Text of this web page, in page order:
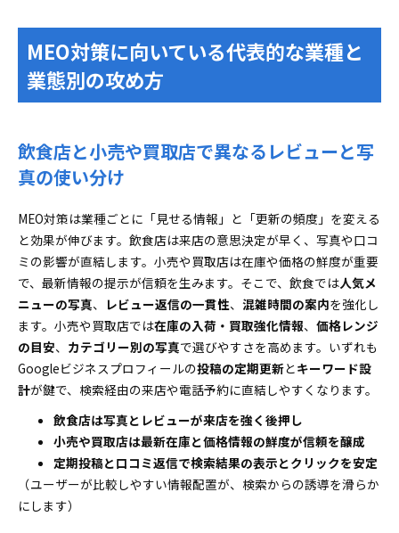
MEO対策に向いている代表的な業種と
業態別の攻め方
飲食店と小売や買取店で異なるレビューと写
真の使い分け
MEO対策は業種ごとに「見せる情報」と「更新の頻度」を変える
と効果が伸びます。飲食店は来店の意思決定が早く、写真や口コ
ミの影響が直結します。小売や買取店は在庫や価格の鮮度が重要
で、最新情報の提示が信頼を生みます。そこで、飲食では人気メ
ニューの写真、 レビュー返信の一貫性、 混雑時間の案内を強化し
ます。小売や買取店では在庫の入荷・買取強化情報、 価格レンジ
の目安、 カテゴリー別の写真で選びやすさを高めます。いずれも
Googleビジネスプロフィールの投稿の定期更新とキーワード設
計が鍵で、検索経由の来店や電話予約に直結しやすくなります。
飲食店は写真とレビューが来店を強く後押し
小売や買取店は最新在庫と価格情報の鮮度が信頼を醸成
定期投稿と口コミ返信で検索結果の表示とクリックを安定
（ユーザーが比較しやすい情報配置が、検索からの誘導を滑らか
にします）